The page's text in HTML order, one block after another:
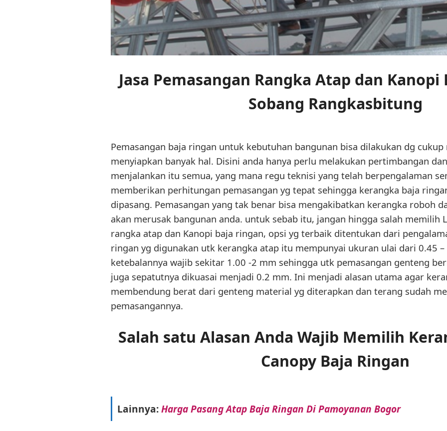
Jasa Pemasangan Rangka Atap dan Kanopi
Sobang Rangkasbitung
Pemasangan baja ringan untuk kebutuhan bangunan bisa dilakukan dg
menyiapkan banyak hal. Disini anda hanya perlu melakukan pertimbangan
menjalankan itu semua, yang mana regu teknisi yang telah berpengalaman
memberikan perhitungan pemasangan yg tepat sehingga kerangka baja
dipasang. Pemasangan yang tak benar bisa mengakibatkan kerangka roboh
akan merusak bangunan anda. untuk sebab itu, jangan hingga salah memilih
rangka atap dan Kanopi baja ringan, opsi yg terbaik ditentukan dari
ringan yg digunakan utk kerangka atap itu mempunyai ukuran ulai dari 0.45
ketebalannya wajib sekitar 1.00 -2 mm sehingga utk pemasangan genteng
juga sepatutnya dikuasai menjadi 0.2 mm. Ini menjadi alasan utama agar
membendung berat dari genteng material yg diterapkan dan terang sudah
pemasangannya.
Salah satu Alasan Anda Wajib Memilih
Canopy Baja Ringan
Lainnya:Harga Pasang Atap Baja Ringan Di Pamoyanan Bogor